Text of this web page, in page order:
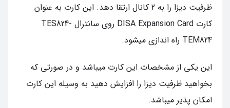
ظرفیت دیزا را به 2 کانال ارتقا دهد. این کارت به عنوان
کارت DISA Expansion Card روی سانترال TES824-
TEM824 راه اندازی میشود.
این یکی از مشخصات این کارت میباشد و در صورتی که
بخواهید ظرفیت دیزا را افزایش دهید به وسیله این کارت
امکان پذیر میباشد.